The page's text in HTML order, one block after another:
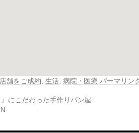
舗をご成約 生活 病院・医療 パーマリン
にこだわった手作りパン屋